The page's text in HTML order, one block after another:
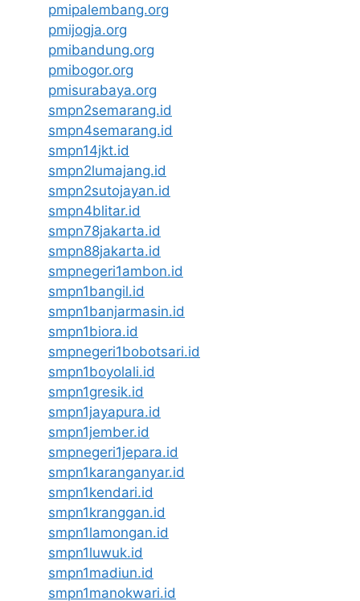
pmipalembang.org
pmijogja.org
pmibandung.org
pmibogor.org
pmisurabaya.org
smpn2semarang.id
smpn4semarang.id
smpn14jkt.id
smpn2lumajang.id
smpn2sutojayan.id
smpn4blitar.id
smpn78jakarta.id
smpn88jakarta.id
smpnegeri1ambon.id
smpn1bangil.id
smpn1banjarmasin.id
smpn1biora.id
smpnegeri1bobotsari.id
smpn1boyolali.id
smpn1gresik.id
smpn1jayapura.id
smpn1jember.id
smpnegeri1jepara.id
smpn1karanganyar.id
smpn1kendari.id
smpn1kranggan.id
smpn1lamongan.id
smpn1luwuk.id
smpn1madiun.id
smpn1manokwari.id